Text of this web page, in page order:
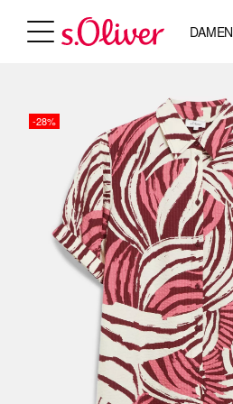
DAMEN
-28%